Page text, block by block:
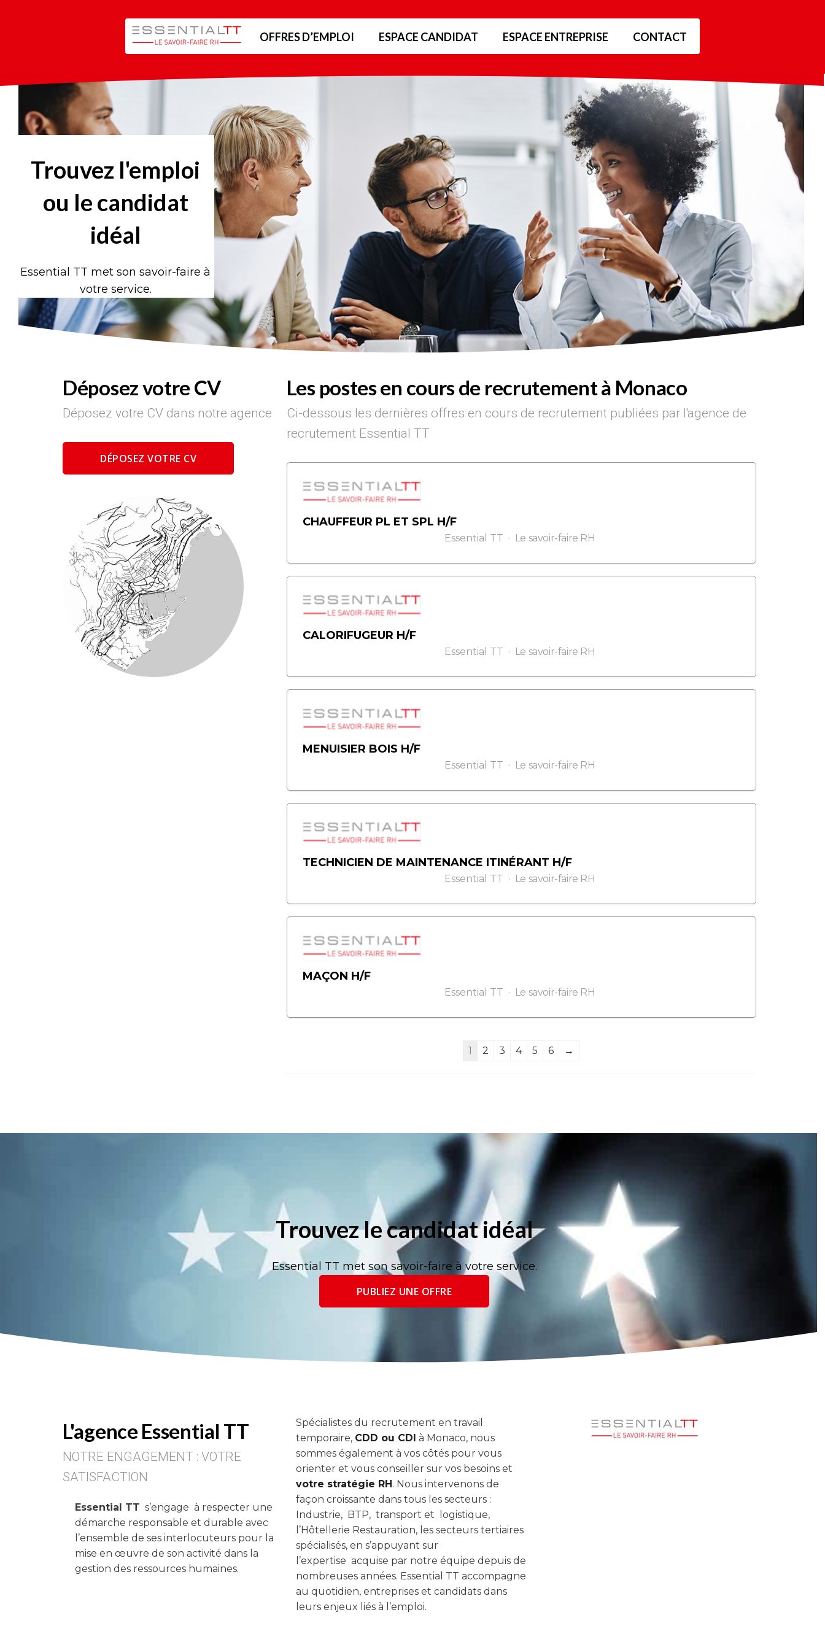
OFFRES D’EMPLOI ESPACE CANDIDAT ESPACE ENTREPRISE CONTACT
Trouvez l'emploi
ou le candidat
idéal
Essential TT met son savoir-faire à
votre service.
Déposez votre CV
Déposez votre CV dans notre agence
DÉPOSEZ VOTRE CV
Les postes en cours de recrutement à Monaco
Ci-dessous les dernières offres en cours de recrutement publiées par l'agence de
recrutement Essential TT
CHAUFFEUR PL ET SPL H/F
Essential TT Le savoir-faire RH
CALORIFUGEUR H/F
Essential TT Le savoir-faire RH
MENUISIER BOIS H/F
Essential TT Le savoir-faire RH
TECHNICIEN DE MAINTENANCE ITINÉRANT H/F
Essential TT Le savoir-faire RH
MAÇON H/F
Essential TT Le savoir-faire RH
1 2 3 4 5 6 →
Trouvez le candidat idéal
Essential TT met son savoir-faire à votre service.
PUBLIEZ UNE OFFRE
L'agence Essential TT
NOTRE ENGAGEMENT : VOTRE
SATISFACTION
Essential TT s’engage à respecter une
démarche responsable et durable avec
l’ensemble de ses interlocuteurs pour la
mise en œuvre de son activité dans la
gestion des ressources humaines.
Spécialistes du recrutement en travail
temporaire, CDD ou CDI à Monaco, nous
sommes également à vos côtés pour vous
orienter et vous conseiller sur vos besoins et
votre stratégie RH. Nous intervenons de
façon croissante dans tous les secteurs :
Industrie, BTP, transport et logistique,
l’Hôtellerie Restauration, les secteurs tertiaires
spécialisés, en s’appuyant sur
l’expertise acquise par notre équipe depuis de
nombreuses années. Essential TT accompagne
au quotidien, entreprises et candidats dans
leurs enjeux liés à l’emploi.